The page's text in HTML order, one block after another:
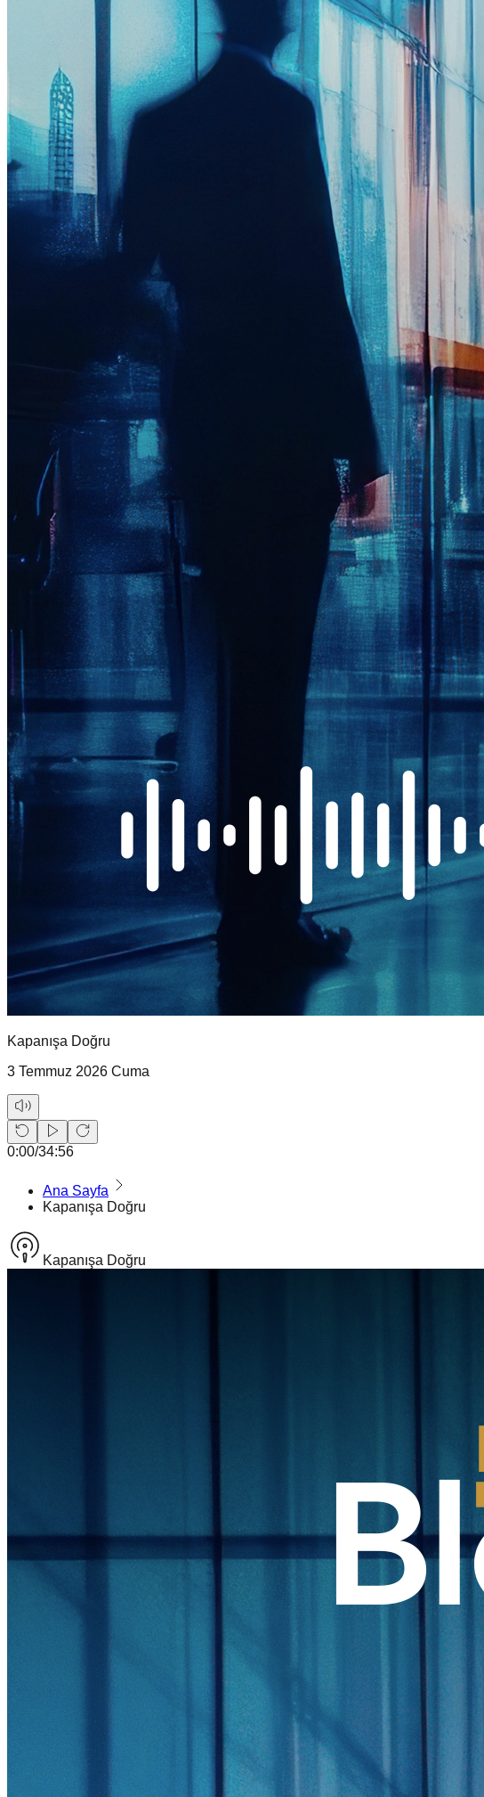
Kapanışa Doğru
3 Temmuz 2026 Cuma
0:00/34:56
Ana Sayfa
Kapanışa Doğru
Kapanışa Doğru